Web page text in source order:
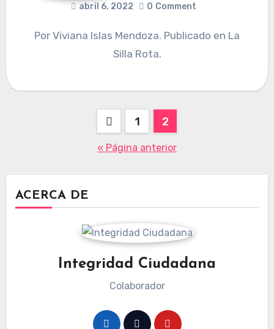
abril 6, 2022
0 Comment
Por Viviana Islas Mendoza. Publicado en La
Silla Rota.
Paginación
1 2
« Página anterior
ACERCA DE
Integridad Ciudadana
Colaborador